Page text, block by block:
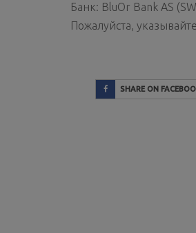
Банк: BluOr Bank AS
Пожалуйста,
SHARE ON